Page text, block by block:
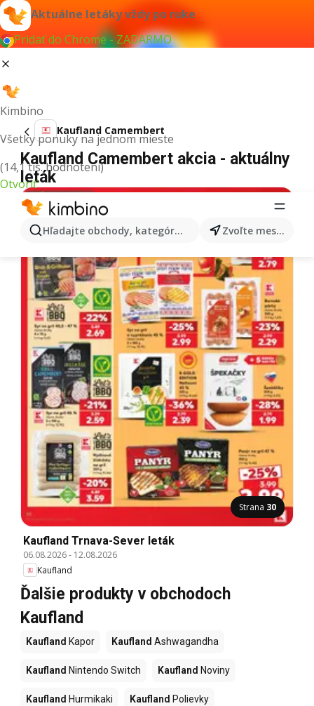
Aktuálne letáky vždy po ruke
Pridať do Chrome - ZADARMO
Kimbino
Všetky ponuky na jednom mieste
(14,1 tis. hodnotení)
Otvoriť
Hľadajte obchody, kategórie, produkty... Zvoľte mesto
Kaufland Camembert
Kaufland Camembert akcia - aktuálny
leták
Strana 30
Kaufland Trnava-Sever leták
06.08.2026- 12.08.2026
Kaufland
Ďalšie produkty v obchodoch
Kaufland
Kaufland Kapor Kaufland Ashwagandha
Kaufland Nintendo Switch Kaufland Noviny
Kaufland Hurmikaki Kaufland Polievky